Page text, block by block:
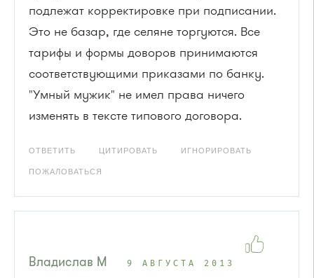
подлежат корректировке при подписании.
Это не базар, где селяне торгуются. Все
тарифы и формы доворов принимаются
соответствующими приказами по банку.
"Умный мужик" не имел права ничего
изменять в тексте типового договора.
ОТВЕТИТЬ ЦИТИРОВАТЬ ИГНОРИРОВАТЬ
ПОЖАЛОВАТЬСЯ
Владислав М 9 АВГУСТА 2013